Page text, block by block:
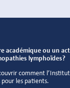
académique ou un
lymphoïdes?
comment
les patients.